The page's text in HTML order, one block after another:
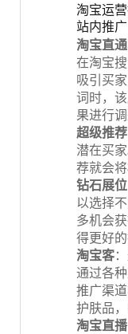
淘宝运
站内推广
淘宝直
在淘宝
吸引买
词时，
果进行调
超级推荐
潜在买
荐就会
钻石展位
以选择
多机会
得更好的
淘宝客
通过各
推广渠
护肤品
淘宝直播